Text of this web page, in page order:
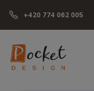
+420 774 062 005